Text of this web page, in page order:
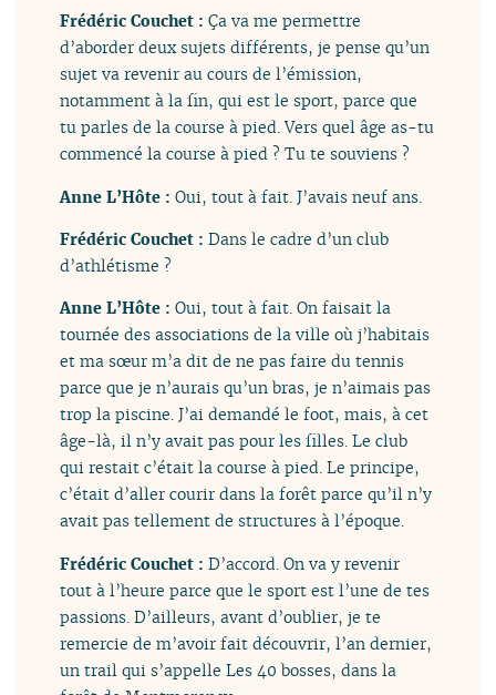
Frédéric Couchet :Ça va me permettre
d’aborder deux sujets différents, je pense qu’un
sujet va revenir au cours de l’émission,
notamment à la fin, qui est le sport, parce que
tu parles de la course à pied. Vers quel âge as-tu
commencé la course à pied ? Tu te souviens ?
Anne L’Hôte :Oui, tout à fait. J’avais neuf ans.
Frédéric Couchet :Dans le cadre d’un club
d’athlétisme ?
Anne L’Hôte :Oui, tout à fait. On faisait la
tournée des associations de la ville où j’habitais
et ma sœur m’a dit de ne pas faire du tennis
parce que je n’aurais qu’un bras, je n’aimais pas
trop la piscine. J’ai demandé le foot, mais, à cet
âge-là, il n’y avait pas pour les filles. Le club
qui restait c’était la course à pied. Le principe,
c’était d’aller courir dans la forêt parce qu’il n’y
avait pas tellement de structures à l’époque.
Frédéric Couchet :D’accord. On va y revenir
tout à l’heure parce que le sport est l’une de tes
passions. D’ailleurs, avant d’oublier, je te
remercie de m’avoir fait découvrir, l’an dernier,
un trail qui s’appelle Les 40 bosses, dans la